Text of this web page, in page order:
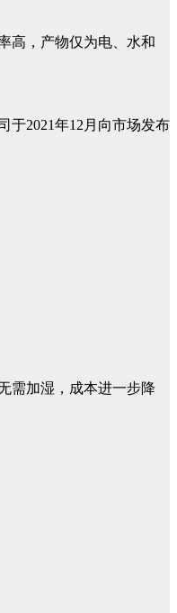
高，产物仅为电、水和
于2021年12月向市场发布
需加湿，成本进一步降